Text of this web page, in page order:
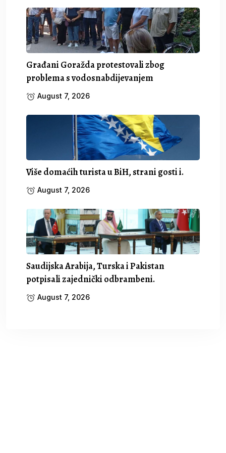
Građani Goražda protestovali zbog
problema s vodosnabdijevanjem
August 7, 2026
Više domaćih turista u BiH, strani gosti i.
August 7, 2026
Saudijska Arabija, Turska i Pakistan
potpisali zajednički odbrambeni.
August 7, 2026